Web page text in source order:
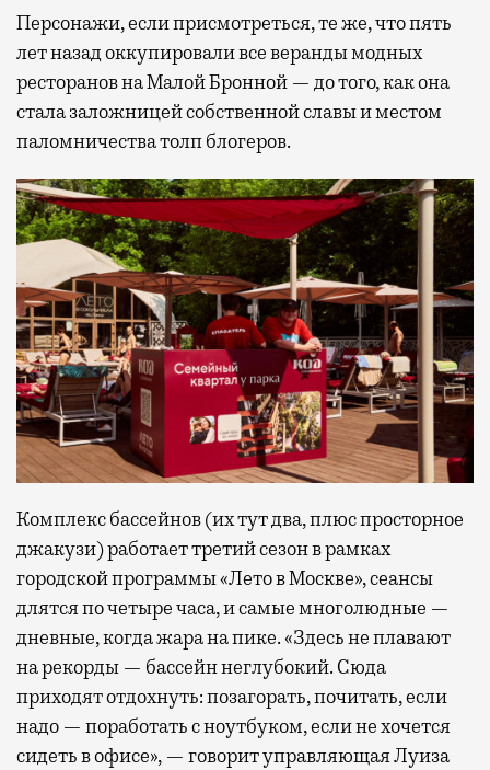
Персонажи, если присмотреться, те же, что пять
лет назад оккупировали все веранды модных
ресторанов на Малой Бронной — до того, как она
стала заложницей собственной славы и местом
паломничества толп блогеров.
Комплекс бассейнов (их тут два, плюс просторное
джакузи) работает третий сезон в рамках
городской программы «Лето в Москве», сеансы
длятся по четыре часа, и самые многолюдные —
дневные, когда жара на пике. «Здесь не плавают
на рекорды — бассейн неглубокий. Сюда
приходят отдохнуть: позагорать, почитать, если
надо — поработать с ноутбуком, если не хочется
сидеть в офисе», — говорит управляющая Луиза